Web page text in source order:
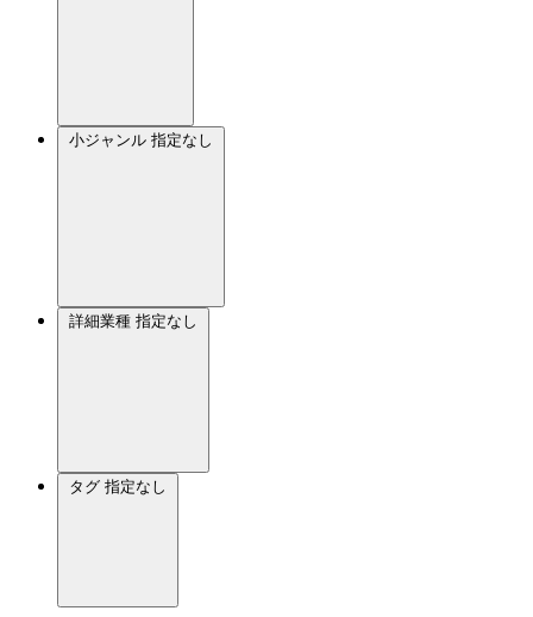
小ジャンル 指定なし
詳細業種 指定なし
タグ 指定なし